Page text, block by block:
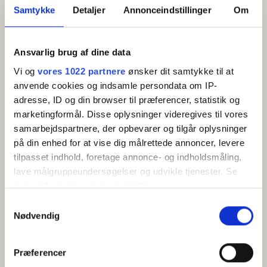
Samtykke Detaljer Annonceindstillinger Om
Ansvarlig brug af dine data
Vi og vores 1022 partnere ønsker dit samtykke til at
anvende cookies og indsamle persondata om IP-
adresse, ID og din browser til præferencer, statistik og
marketingformål. Disse oplysninger videregives til vores
samarbejdspartnere, der opbevarer og tilgår oplysninger
på din enhed for at vise dig målrettede annoncer, levere
tilpasset indhold, foretage annonce- og indholdsmåling,
lave målgruppeundersøgelser og udvikle tjenester. Se
mere information underindstillingerog i vores
tilbage eller ændre indstillinger fra vores
"Cookiedeklaration", eller ved at trykke på "Privacy
Nødvendig
Præferencer
Semesterlägenhet för 2-4 personer med
havsutsikt
Årsdale
Vacker semesterlägenhet med havsutsikt inredd av
den bornholmska designern Pernille Bülow.